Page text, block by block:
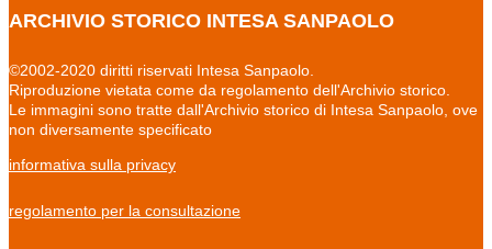
ARCHIVIO STORICO INTESA SANPAOLO
©2002-2020 diritti riservati Intesa Sanpaolo.
Riproduzione vietata come da regolamento dell'Archivio storico.
Le immagini sono tratte dall'Archivio storico di Intesa Sanpaolo, ove
non diversamente specificato
informativa sulla privacy
regolamento per la consultazione